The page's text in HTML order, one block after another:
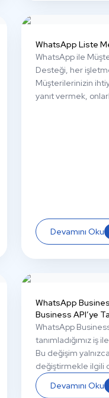
WhatsApp Liste
WhatsApp ile
Desteği, her
Müşterilerinizin
yanıt vermek,
Devamını Oku
WhatsApp
Business API’ye
WhatsApp
tanımladığımız
Bu değişim
değiştirmekle ilgili
müşterileriyle
kurma
Devamını Oku